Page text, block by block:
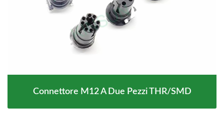
Connettore M12 A Due Pezzi THR/SMD